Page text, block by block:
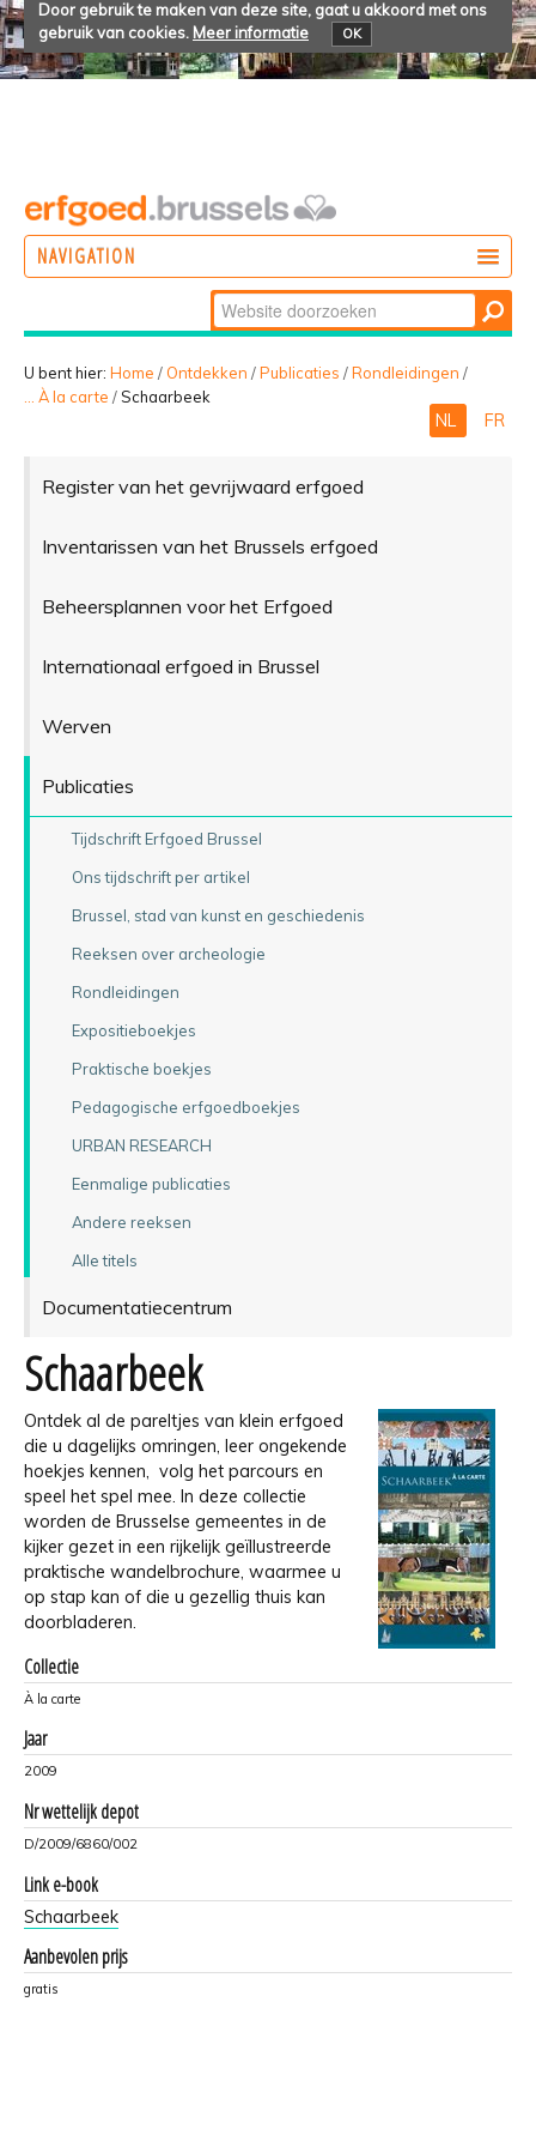
Door gebruik te maken van deze site, gaat u akkoord met ons
gebruik van cookies. Meer informatie OK
NAVIGATION
BELEVEN
Zoek
Geavanceerd
zoeken...
U bent hier: Home / Ontdekken /Publicaties /Rondleidingen /
... À la carte /Schaarbeek
NL FR
Register van het gevrijwaard erfgoed
Inventarissen van het Brussels erfgoed
Beheersplannen voor het Erfgoed
Internationaal erfgoed in Brussel
Werven
Publicaties
Tijdschrift Erfgoed Brussel
Ons tijdschrift per artikel
Brussel, stad van kunst en geschiedenis
Reeksen over archeologie
Rondleidingen
Expositieboekjes
Praktische boekjes
Pedagogische erfgoedboekjes
URBAN RESEARCH
Eenmalige publicaties
Andere reeksen
Alle titels
Documentatiecentrum
Schaarbeek
Ontdek al de pareltjes van klein erfgoed
die u dagelijks omringen, leer ongekende
hoekjes kennen, volg het parcours en
speel het spel mee. In deze collectie
worden de Brusselse gemeentes in de
kijker gezet in een rijkelijk geïllustreerde
praktische wandelbrochure, waarmee u
op stap kan of die u gezellig thuis kan
doorbladeren.
Collectie
À la carte
Jaar
2009
Nr wettelijk depot
D/2009/6860/002
Link e-book
Schaarbeek
Aanbevolen prijs
gratis